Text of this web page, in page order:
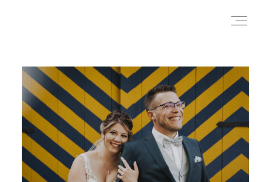
REPORTAGEN
CHRISTIAN
KONTAKT